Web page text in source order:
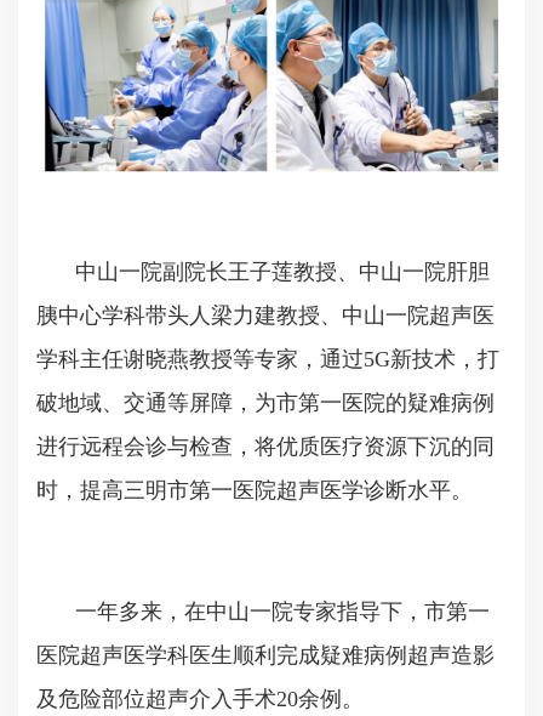
中山一院副院长王子莲教授、中山一院肝胆
胰中心学科带头人梁力建教授、中山一院超声医
学科主任谢晓燕教授等专家，通过5G新技术，打
破地域、交通等屏障，为市第一医院的疑难病例
进行远程会诊与检查，将优质医疗资源下沉的同
时，提高三明市第一医院超声医学诊断水平。
一年多来，在中山一院专家指导下，市第一
医院超声医学科医生顺利完成疑难病例超声造影
及危险部位超声介入手术20余例。